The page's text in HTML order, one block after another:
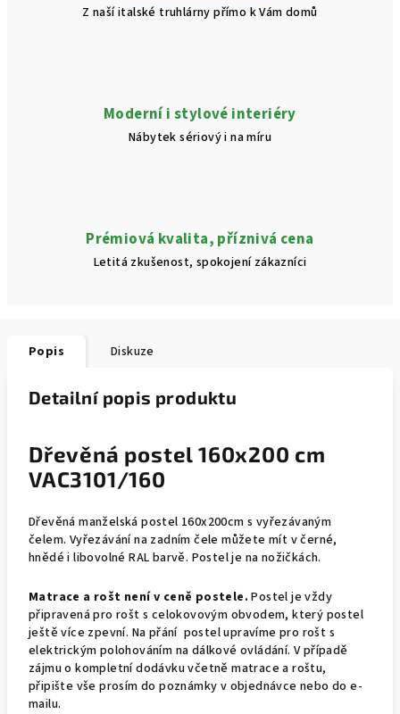
Z naší italské truhlárny přímo k Vám domů
Moderní i stylové interiéry
Nábytek sériový i na míru
Prémiová kvalita, příznivá cena
Letitá zkušenost, spokojení zákazníci
Popis Diskuze
Detailní popis produktu
Dřevěná postel 160x200 cm
VAC3101/160
Dřevěná manželská postel 160x200cm s vyřezávaným
čelem. Vyřezávání na zadním čele můžete mít v černé,
hnědé i libovolné RAL barvě. Postel je na nožičkách.
Matrace a rošt není v ceně postele. Postel je vždy
připravená pro rošt s celokovovým obvodem, který postel
ještě více zpevní. Na přání postel upravíme pro rošt s
elektrickým polohováním na dálkové ovládání. V případě
zájmu o kompletní dodávku včetně matrace a roštu,
připište vše prosím do poznámky v objednávce nebo do e-
mailu.